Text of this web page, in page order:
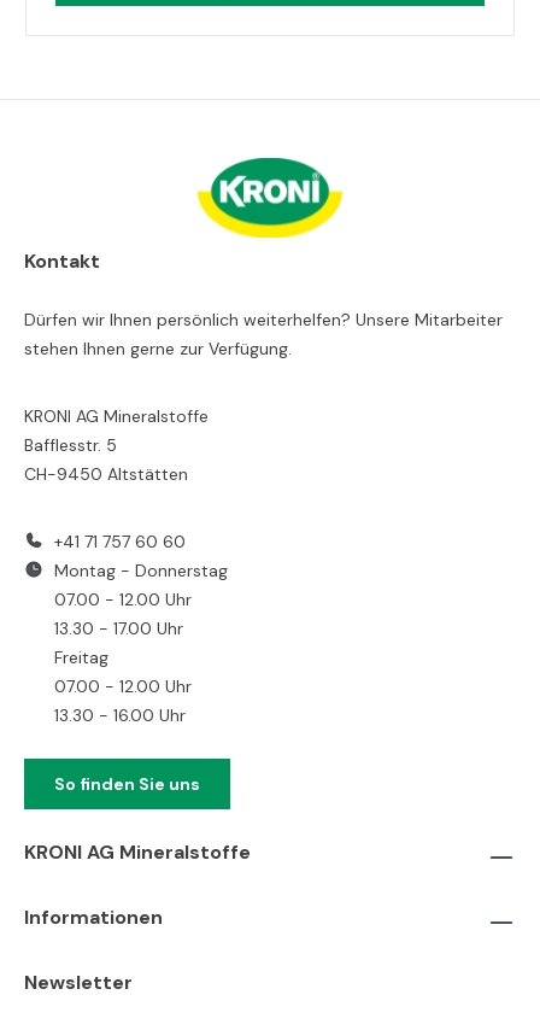
Kontakt
Dürfen wir Ihnen persönlich weiterhelfen? Unsere Mitarbeiter
stehen Ihnen gerne zur Verfügung.
KRONI AG Mineralstoffe
Bafflesstr. 5
CH-9450 Altstätten
+41 71 757 60 60
Montag - Donnerstag
07.00 - 12.00 Uhr
13.30 - 17.00 Uhr
Freitag
07.00 - 12.00 Uhr
13.30 - 16.00 Uhr
So finden Sie uns
KRONI AG Mineralstoffe
Informationen
Newsletter